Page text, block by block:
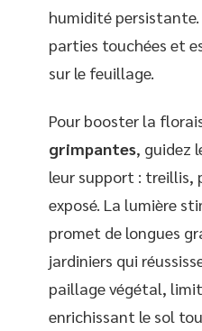
humidité persistante.
parties touchées et
sur le feuillage.
Pour booster la
grimpantes, guidez
leur support : treillis,
exposé. La lumière
promet de longues
jardiniers qui
paillage végétal,
enrichissant le sol